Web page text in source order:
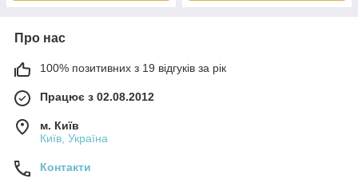
Про нас
100% позитивних з 19 відгуків за рік
Працює з 02.08.2012
м. Київ
Київ, Україна
Контакти